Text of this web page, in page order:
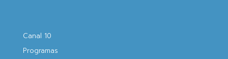
Canal 10
Programas